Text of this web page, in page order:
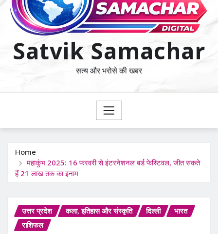
Satvik Samachar
सत्य और भरोसे की खबर
Home
महाकुंभ 2025: 16 फरवरी से इंटरनेशनल बर्ड फेस्टिवल, जीत सकते
हैं 21 लाख तक का इनाम
उत्तर प्रदेश कला, इतिहास और संस्कृति दिल्ली
भारत
राशिफल